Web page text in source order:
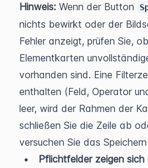
Hinweis: Wenn der Button
nichts bewirkt oder der
Fehler anzeigt, prüfen Sie,
Elementkarten
vorhanden sind. Eine
enthalten (Feld, Operator
leer, wird der Rahmen der
schließen Sie die Zeile ab
versuchen Sie das
Pflichtfelder zeigen